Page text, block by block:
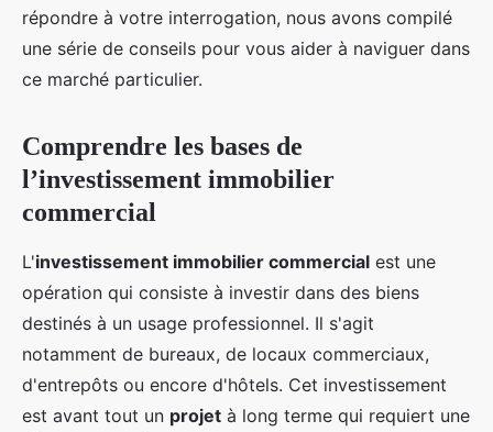
répondre à votre interrogation, nous avons compilé
une série de conseils pour vous aider à naviguer dans
ce marché particulier.
Comprendre les bases de
l’investissement immobilier
commercial
L'investissement immobilier commercial est une
opération qui consiste à investir dans des biens
destinés à un usage professionnel. Il s'agit
notamment de bureaux, de locaux commerciaux,
d'entrepôts ou encore d'hôtels. Cet investissement
est avant tout un projet à long terme qui requiert une